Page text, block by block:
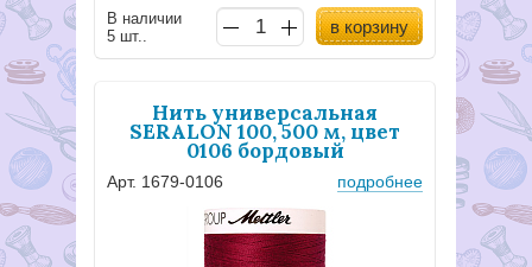
В наличии
5 шт..
в корзину
Нить универсальная
SERALON 100, 500 м, цвет
0106 бордовый
Арт. 1679-0106 подробнее